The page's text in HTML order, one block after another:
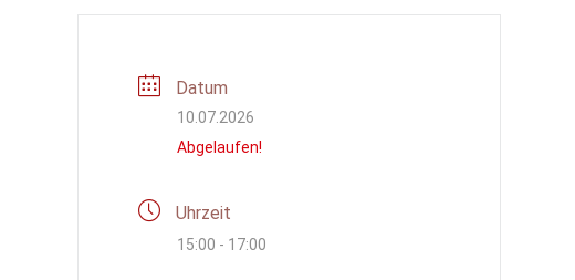
Datum
10.07.2026
Abgelaufen!
Uhrzeit
15:00 - 17:00